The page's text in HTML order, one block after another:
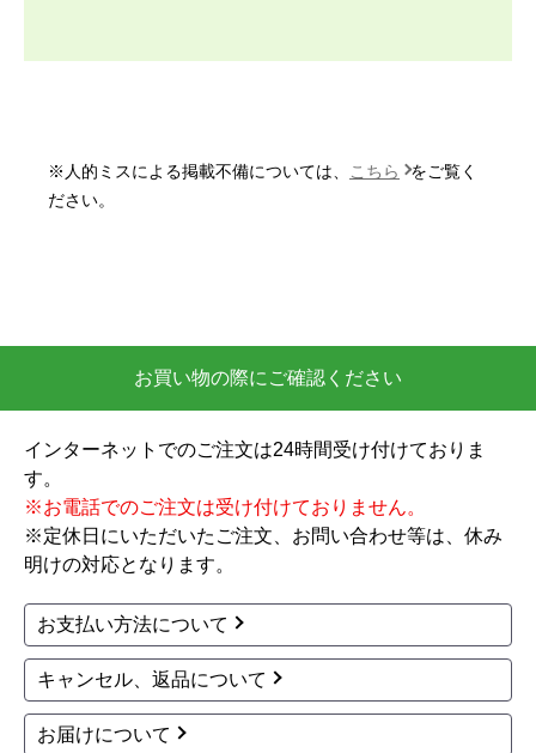
ショップからの連絡や対応は適切でしたか？
はい
またこのショップを利用したいですか？
【注文商品】給湯器 【注文時期】2026
年03月頃
【このショップを選んだ理由は？】
※人的ミスによる掲載不備については、 こちら
をご覧く
ださい。
お買い物の際にご確認ください
インターネットでのご注文は24時間受け付けておりま
す。
※お電話でのご注文は受け付けておりません。
※定休日にいただいたご注文、お問い合わせ等は、休み
明けの対応となります。
お支払い方法について
キャンセル、返品について
お届けについて